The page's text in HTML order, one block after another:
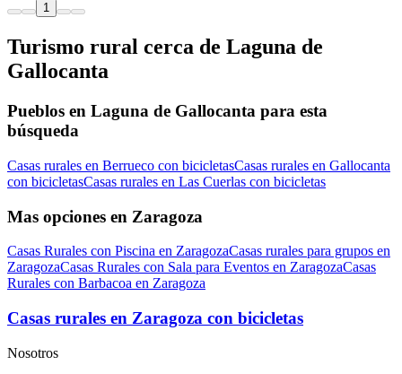
1
Turismo rural cerca de Laguna de
Gallocanta
Pueblos en Laguna de Gallocanta para esta
búsqueda
Casas rurales en Berrueco con bicicletasCasas rurales en Gallocanta
con bicicletasCasas rurales en Las Cuerlas con bicicletas
Mas opciones en Zaragoza
Casas Rurales con Piscina en ZaragozaCasas rurales para grupos en
ZaragozaCasas Rurales con Sala para Eventos en ZaragozaCasas
Rurales con Barbacoa en Zaragoza
Casas rurales en Zaragoza con bicicletas
Nosotros